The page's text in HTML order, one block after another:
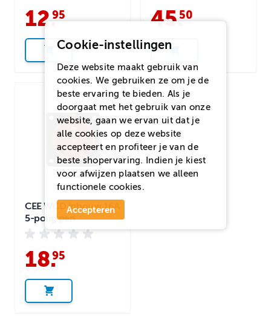
12.95 45.50
CEE WCD inbouw 16A
5-polig pen
18.
95
Cookie-instellingen
Deze website maakt gebruik van
cookies. We gebruiken ze om je de
beste ervaring te bieden. Als je
doorgaat met het gebruik van onze
website, gaan we ervan uit dat je
alle cookies op deze website
accepteert en profiteer je van de
beste shopervaring. Indien je kiest
voor afwijzen plaatsen we alleen
functionele cookies.
Accepteren